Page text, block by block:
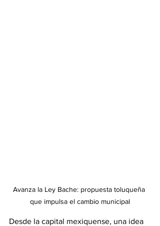
Avanza la Ley Bache: propuesta toluqueña
que impulsa el cambio municipal
Desde la capital mexiquense, una idea